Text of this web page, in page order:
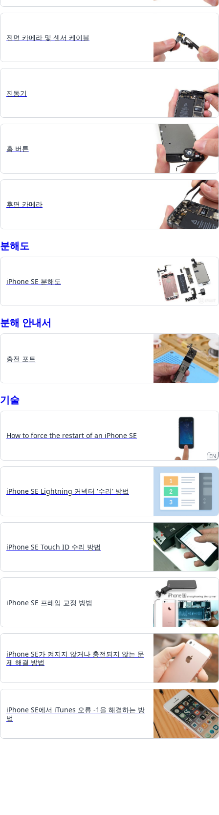
전면 카메라 및 센서 케이블
진동기
홈 버튼
후면 카메라
분해도
iPhone SE 분해도
분해 안내서
충전 포트
기술
How to force the restart of an iPhone SE
EN
iPhone SE Lightning 커넥터 '수리' 방법
iPhone SE Touch ID 수리 방법
iPhone SE 프레임 교정 방법
iPhone SE가 켜지지 않거나 충전되지 않는 문
제 해결 방법
iPhone SE에서 iTunes 오류 -1을 해결하는 방
법